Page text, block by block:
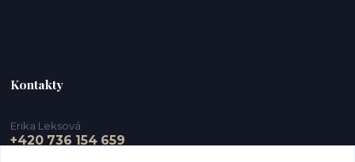
Kontakty
Erika Leksová
+420 736 154 659